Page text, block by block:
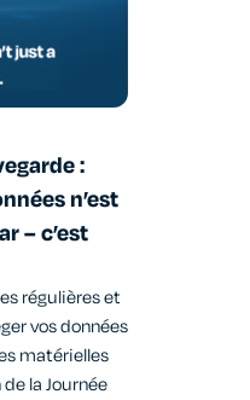
:
n’est
– c’est
régulières et
vos données
matérielles
la Journée